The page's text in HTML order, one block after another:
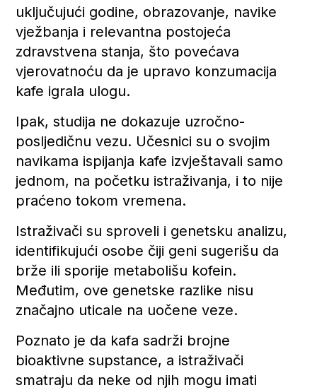
uključujući godine, obrazovanje, navike
vježbanja i relevantna postojeća
zdravstvena stanja, što povećava
vjerovatnoću da je upravo konzumacija
kafe igrala ulogu.
Ipak, studija ne dokazuje uzročno-
posljedičnu vezu. Učesnici su o svojim
navikama ispijanja kafe izvještavali samo
jednom, na početku istraživanja, i to nije
praćeno tokom vremena.
Istraživači su sproveli i genetsku analizu,
identifikujući osobe čiji geni sugerišu da
brže ili sporije metabolišu kofein.
Međutim, ove genetske razlike nisu
značajno uticale na uočene veze.
Poznato je da kafa sadrži brojne
bioaktivne supstance, a istraživači
smatraju da neke od njih mogu imati